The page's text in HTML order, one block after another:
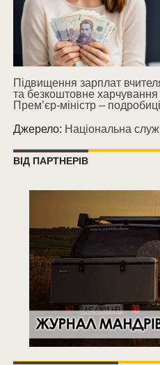
Підвищення зарплат
та безкоштовне
Прем’єр-міністр – подробиці
Джерело: Національна
ВІД ПАРТНЕРІВ